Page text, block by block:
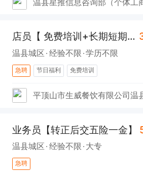
温县星推信息咨询部（个体工
店员【 免费培训+长期短期工】
温县城区 经验不限 学历不限
急聘 节日福利 免费培训
业务员【转正后交五险一金】
温县城区 经验不限 大专
急聘